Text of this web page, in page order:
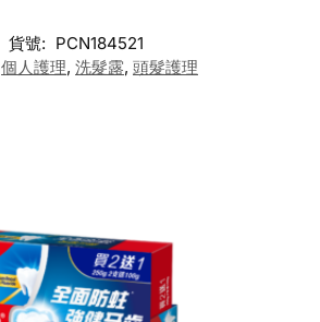
貨號: PCN184521
個人護理, 洗髮露, 頭髮護理